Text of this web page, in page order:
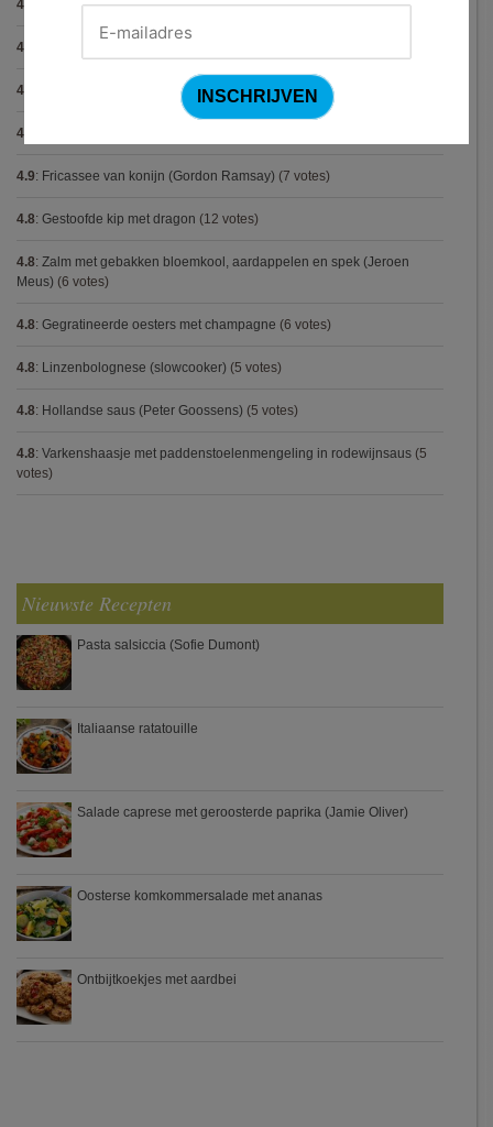
4.9 Konijn op Italiaanse wijze(9 votes)
4.9
4.9 (8 votes)
4.9
4.9: Fricassee van konijn (Gordon Ramsay) (7 votes)
4.8: Gestoofde kip met dragon (12 votes)
4.8: Zalm met gebakken bloemkool, aardappelen en spek (Jeroen
Meus) (6 votes)
4.8: Gegratineerde oesters met champagne (6 votes)
4.8: Linzenbolognese (slowcooker) (5 votes)
4.8: Hollandse saus (Peter Goossens) (5 votes)
4.8: Varkenshaasje met paddenstoelenmengeling in rodewijnsaus (5
votes)
Nieuwste Recepten
Pasta salsiccia (Sofie Dumont)
Italiaanse ratatouille
Salade caprese met geroosterde paprika (Jamie Oliver)
Oosterse komkommersalade met ananas
Ontbijtkoekjes met aardbei